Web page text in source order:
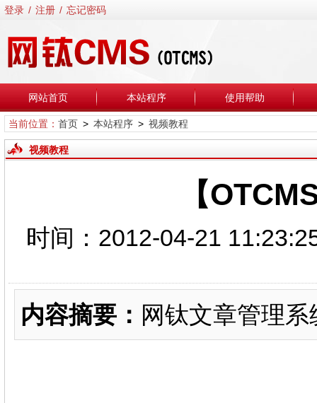
登录 / 注册 / 忘记密码
网站首页 本站程序 使用帮助
当前位置： 首页> 本站程序> 视频教程
视频教程
【
时间：2012-04-21
内容摘要： 网钛文章管理